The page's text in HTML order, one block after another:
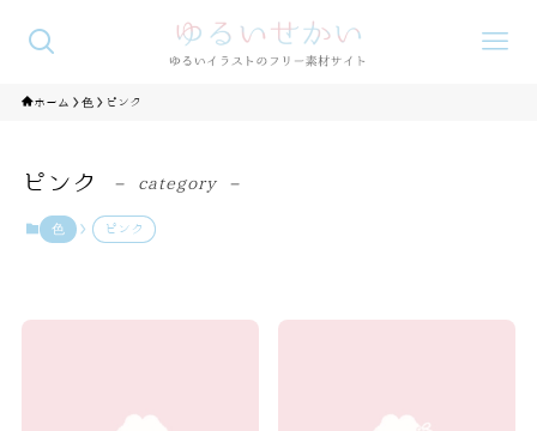
ホーム 色 ピンク
ピンク – category –
色 ピンク